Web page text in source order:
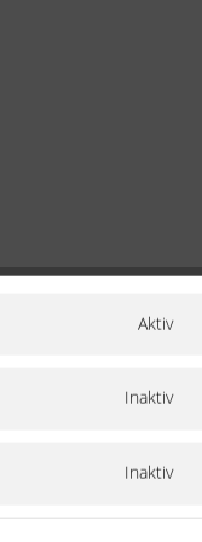
Aktiv
Inaktiv
Inaktiv